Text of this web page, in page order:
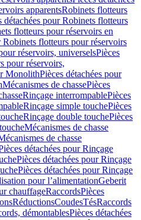
apparentsRobinets flotteurs
détachées pour Robinets flotteurs
flotteurs pour réservoirs en
Robinets flotteurs pour réservoirs
réservoirs, universelsPièces
pour réservoirs,
MonolithPièces détachées pour
Mécanismes de chassePièces
Rinçage interrompablePièces
Rinçage simple touchePièces
Rinçage double touchePièces
Mécanismes de chasse
de chasse
détachées pour Rinçage
Pièces détachées pour Rinçage
Pièces détachées pour Rinçage
pour l’alimentationGeberit
chauffageRaccordsPièces
RéductionsCoudesTésRaccords
démontablesPièces détachées